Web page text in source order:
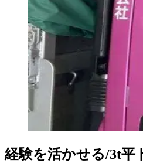
経験を活かせる/3t平